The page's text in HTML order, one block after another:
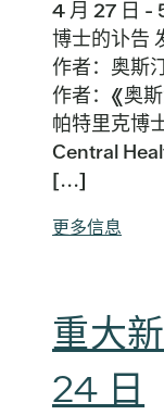
4 月 27 日 -
博士的讣告
作者：奥斯
作者：《奥
帕特里克博
Central
[...]
更多信息
重大
24 日